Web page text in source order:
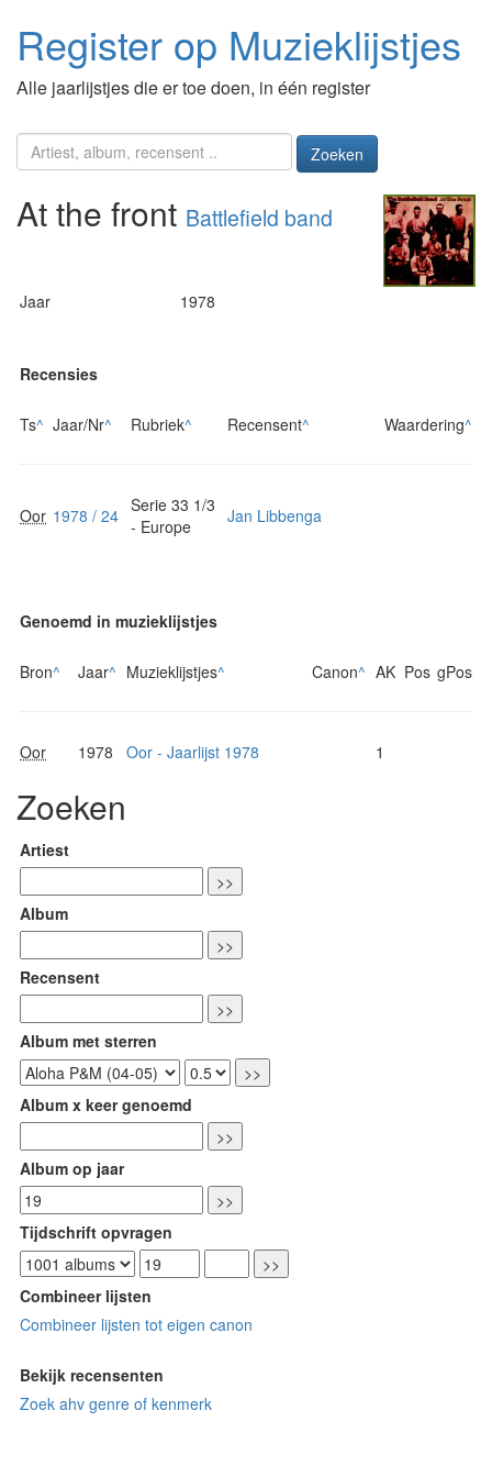
Register op Muzieklijstjes
Alle jaarlijstjes die er toe doen, in één register
Zoeken
At the front Battlefield band
Jaar 1978
Recensies
Ts^ Jaar/Nr^ Rubriek^ Recensent^ Waardering^
Oor 1978 / 24 Serie 33 1/3
- Europe
Jan Libbenga
Genoemd in muzieklijstjes
Bron^ Jaar^ Muzieklijstjes^ Canon^ AK Pos gPos
Oor 1978 Oor - Jaarlijst 1978 1
Zoeken
Artiest
Album
Recensent
Album met sterren
Album x keer genoemd
Album op jaar
Tijdschrift opvragen
Combineer lijsten
Combineer lijsten tot eigen canon
Bekijk recensenten
Zoek ahv genre of kenmerk